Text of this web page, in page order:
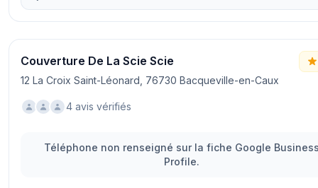
Couverture De La Scie Scie
12 La Croix Saint-Léonard, 76730 Bacqueville-en-Caux
4 avis vérifiés
Téléphone non renseigné sur la fiche Google
Profile.